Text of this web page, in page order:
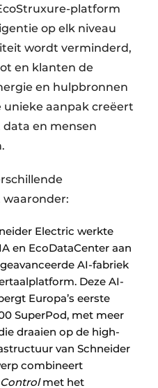
platform
op elk niveau
wordt verminderd,
en klanten de
en hulpbronnen
aanpak creëert
data en mensen
waaronder:
Electric werkte
en EcoDataCenter aan
AI-fabriek
Deze AI-
Europa’s eerste
SuperPod, met meer
draaien op de high-
van Schneider
combineert
met het